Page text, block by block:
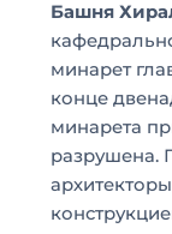
Башня
минарет
конце
минарета
разрушена.